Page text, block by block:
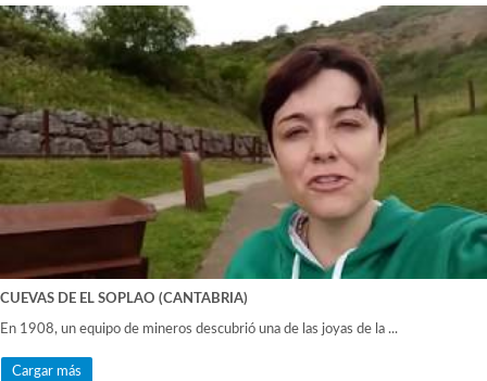
CUEVAS DE EL SOPLAO (CANTABRIA)
En 1908, un equipo de mineros descubrió una de las joyas de la ...
Cargar más